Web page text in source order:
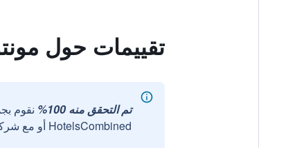
تقييمات حول
تم التحقق منه 100%
نقوم
HotelsCombined أو مع شركائنا الخارجيين الموثوقين.